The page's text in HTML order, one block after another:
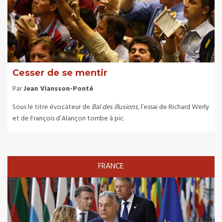
Cesser de se mentir
ParJean Viansson-Ponté
Sous le titre évocateur de Bal des illusions, l’essai de Richard Werly
et de François d’Alançon tombe à pic.
FRANCE